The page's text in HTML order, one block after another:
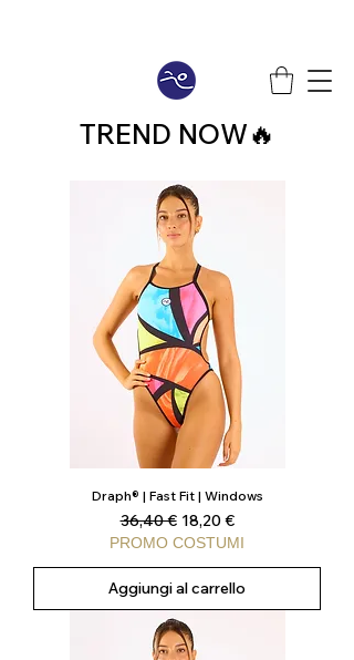
TREND NOW🔥
Draph® | Fast Fit | Windows
Prezzo regolare
36,40 € Prezzo scontato
18,20 €
PROMO COSTUMI
Aggiungi al carrello